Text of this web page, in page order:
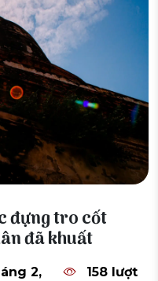
đựng tro cốt
đã khuất
2,
158 lượt